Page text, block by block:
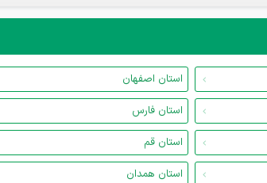
استان اصفهان
استان فارس
استان قم
استان همدان